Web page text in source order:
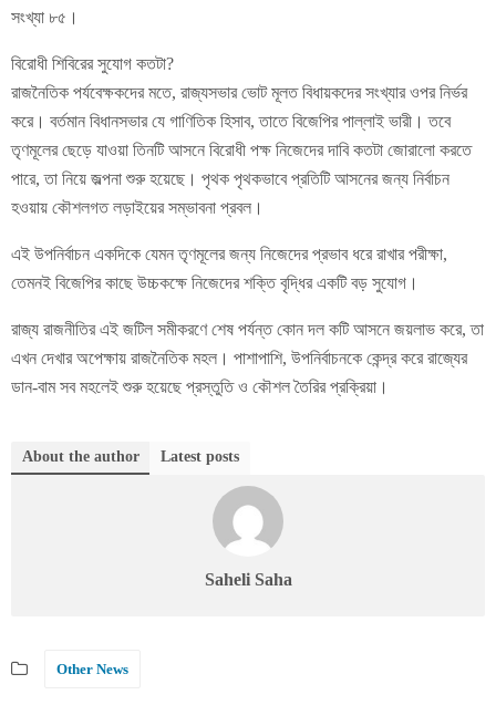
সংখ্যা ৮৫।
বিরোধী শিবিরের সুযোগ কতটা?
রাজনৈতিক পর্যবেক্ষকদের মতে, রাজ্যসভার ভোট মূলত বিধায়কদের সংখ্যার ওপর নির্ভর
করে। বর্তমান বিধানসভার যে গাণিতিক হিসাব, তাতে বিজেপির পাল্লাই ভারী। তবে
তৃণমূলের ছেড়ে যাওয়া তিনটি আসনে বিরোধী পক্ষ নিজেদের দাবি কতটা জোরালো করতে
পারে, তা নিয়ে জল্পনা শুরু হয়েছে। পৃথক পৃথকভাবে প্রতিটি আসনের জন্য নির্বাচন
হওয়ায় কৌশলগত লড়াইয়ের সম্ভাবনা প্রবল।
এই উপনির্বাচন একদিকে যেমন তৃণমূলের জন্য নিজেদের প্রভাব ধরে রাখার পরীক্ষা,
তেমনই বিজেপির কাছে উচ্চকক্ষে নিজেদের শক্তি বৃদ্ধির একটি বড় সুযোগ।
রাজ্য রাজনীতির এই জটিল সমীকরণে শেষ পর্যন্ত কোন দল কটি আসনে জয়লাভ করে, তা
এখন দেখার অপেক্ষায় রাজনৈতিক মহল। পাশাপাশি, উপনির্বাচনকে কেন্দ্র করে রাজ্যের
ডান-বাম সব মহলেই শুরু হয়েছে প্রস্তুতি ও কৌশল তৈরির প্রক্রিয়া।
About the author Latest posts
Saheli Saha
Other News